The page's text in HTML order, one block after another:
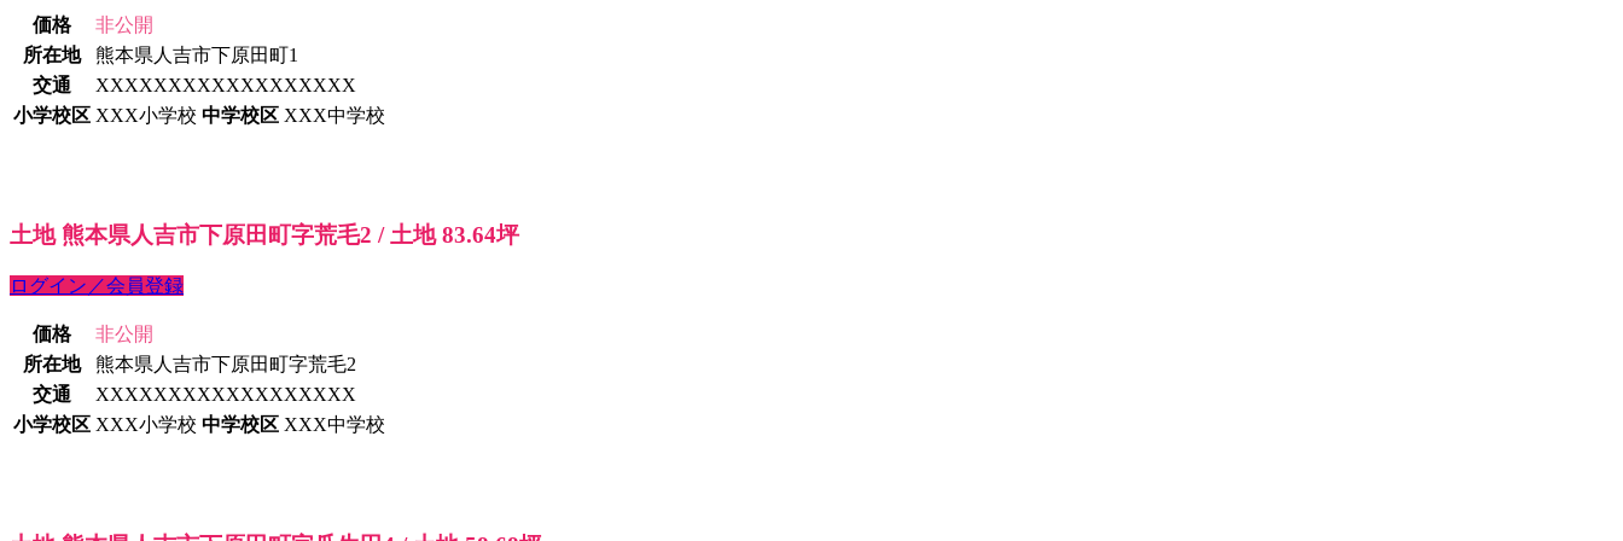
価格
非公開
所在地
熊本県人吉市下原田町1
交通
XXXXXXXXXXXXXXXXXX
小学校区 XXX小学校 中学校区 XXX中学校
土地 熊本県人吉市下原田町字荒毛2 / 土地 83.64坪
ログイン／会員登録
価格
非公開
所在地
熊本県人吉市下原田町字荒毛2
交通
XXXXXXXXXXXXXXXXXX
小学校区 XXX小学校 中学校区 XXX中学校